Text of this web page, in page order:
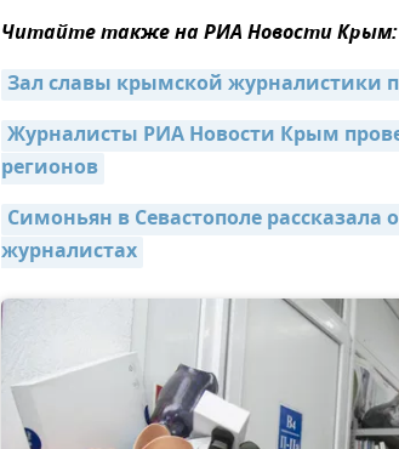
Читайте также на РИА Новости Крым:
Зал славы крымской журналистики
Журналисты РИА Новости Крым
регионов
Симоньян в Севастополе
журналистах